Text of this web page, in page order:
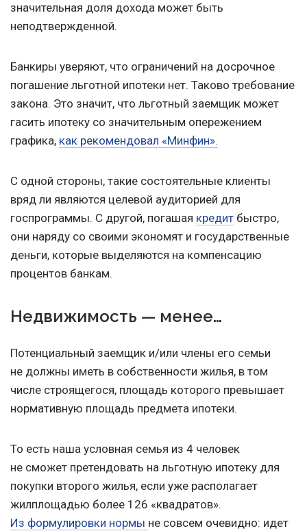
значительная доля дохода может быть
неподтвержденной.
Банкиры уверяют, что ограничений на досрочное
погашение льготной ипотеки нет. Таково требование
закона. Это значит, что льготный заемщик может
гасить ипотеку со значительным опережением
графика, как рекомендовал «Минфин».
С одной стороны, такие состоятельные клиенты
вряд ли являются целевой аудиторией для
госпрограммы. С другой, погашая кредит быстро,
они наряду со своими экономят и государственные
деньги, которые выделяются на компенсацию
процентов банкам.
Недвижимость — менее…
Потенциальный заемщик и/или члены его семьи
не должны иметь в собственности жилья, в том
числе строящегося, площадь которого превышает
нормативную площадь предмета ипотеки.
То есть наша условная семья из 4 человек
не сможет претендовать на льготную ипотеку для
покупки второго жилья, если уже располагает
жилплощадью более 126 «квадратов».
Из формулировки нормы не совсем очевидно: идет